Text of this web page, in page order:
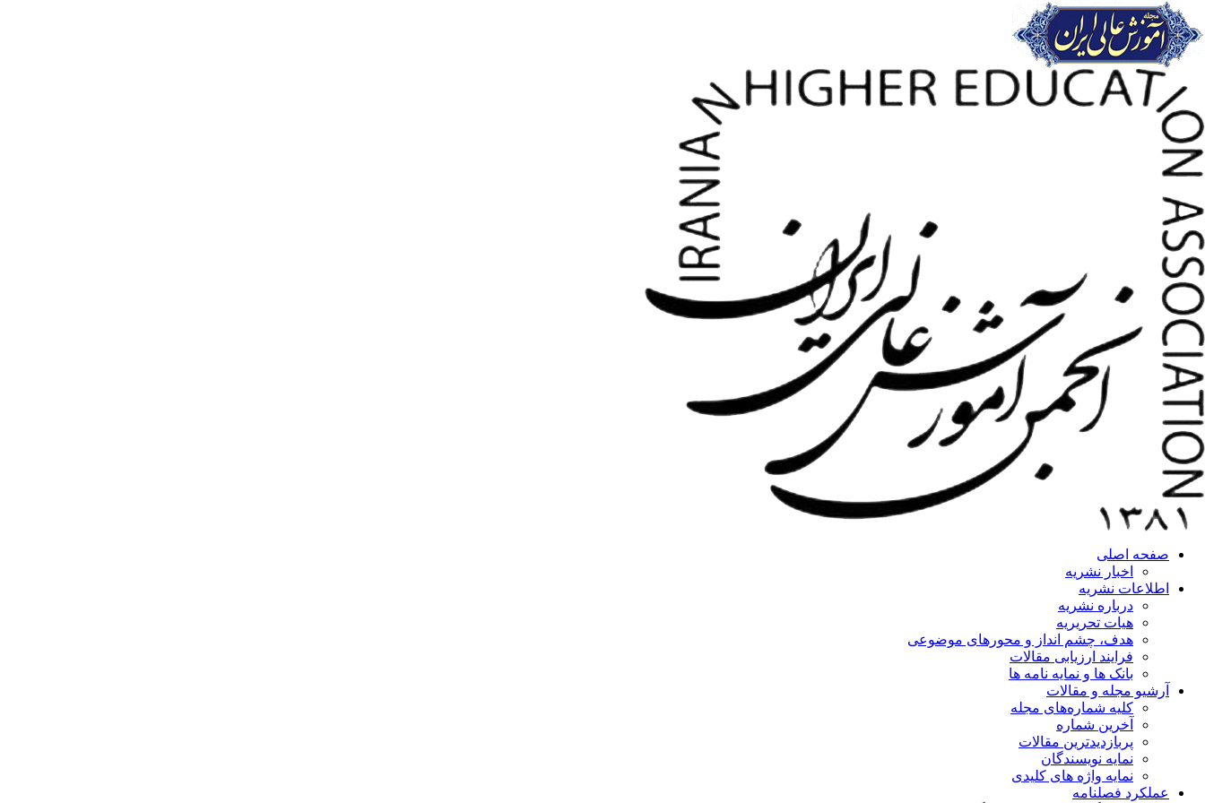
صفحه اصلی
اخبار نشریه
اطلاعات نشریه
درباره نشریه
هیات تحریریه
هدف، چشم انداز و محورهای موضوعی
فرایند ارزیابی مقالات
بانک ها و نمایه نامه ها
آرشیو مجله و مقالات
کلیه شماره‌های مجله
آخرین شماره
پربازدیدترین مقالات
نمایه نویسندگان
نمایه واژه های کلیدی
عملکرد فصلنامه